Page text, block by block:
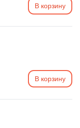
В корзину
В корзину